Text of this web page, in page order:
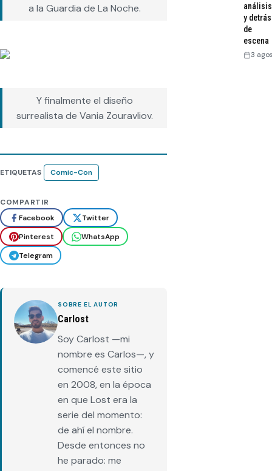
a la Guardia de La Noche.
Y finalmente el diseño
surrealista de Vania Zouravliov.
ETIQUETAS Comic-Con
COMPARTIR
Facebook
Twitter
Pinterest
WhatsApp
Telegram
SOBRE EL AUTOR
Carlost
Soy Carlost —mi
nombre es Carlos—, y
comencé este sitio
en 2008, en la época
en que Lost era la
serie del momento:
de ahí el nombre.
Desde entonces no
he parado: me
análisis
y detrás
de
escena
3